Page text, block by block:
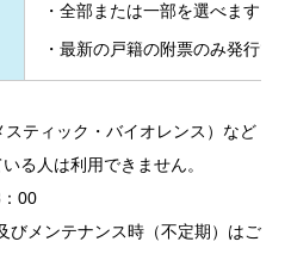
・全部または一部を選べます。
・最新の戸籍の附票のみ発行で
ティック・バイオレンス）など
る人は利用できません。
00
メンテナンス時（不定期）はご